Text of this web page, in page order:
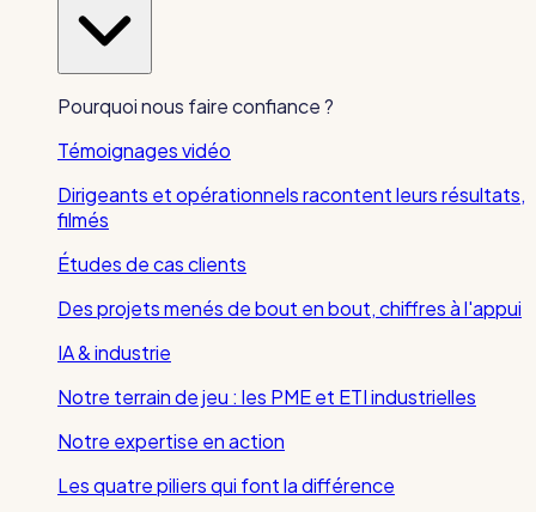
Pourquoi nous faire confiance ?
Témoignages vidéo
Dirigeants et opérationnels racontent leurs résultats,
filmés
Études de cas clients
Des projets menés de bout en bout, chiffres à l'appui
IA & industrie
Notre terrain de jeu : les PME et ETI industrielles
Notre expertise en action
Les quatre piliers qui font la différence